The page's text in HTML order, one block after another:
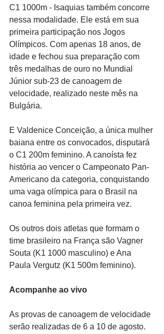
C1 1000m - Isaquias também concorre
nessa modalidade. Ele está em sua
primeira participação nos Jogos
Olímpicos. Com apenas 18 anos, de
idade e fechou sua preparação com
três medalhas de ouro no Mundial
Júnior sub-23 de canoagem de
velocidade, realizado neste mês na
Bulgária.
E Valdenice Conceição, a única mulher
baiana entre os convocados, disputará
o C1 200m feminino. A canoísta fez
história ao vencer o Campeonato Pan-
Americano da categoria, conquistando
uma vaga olímpica para o Brasil na
canoa feminina pela primeira vez.
Os outros dois atletas que formam o
time brasileiro na França são Vagner
Souta (K1 1000 masculino) e Ana
Paula Vergutz (K1 500m feminino).
Acompanhe ao vivo
As provas de canoagem de velocidade
serão realizadas de 6 a 10 de agosto.